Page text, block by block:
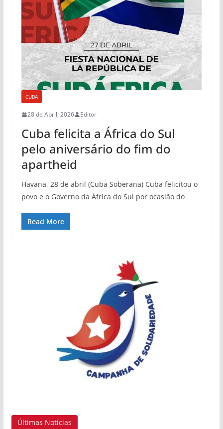
CUBA
28 de Abril, 2026 Editor
Cuba felicita a África do Sul
pelo aniversário do fim do
apartheid
Havana, 28 de abril (Cuba Soberana) Cuba felicitou o
povo e o Governo da África do Sul por ocasião do
Read More
Últimas Notícias